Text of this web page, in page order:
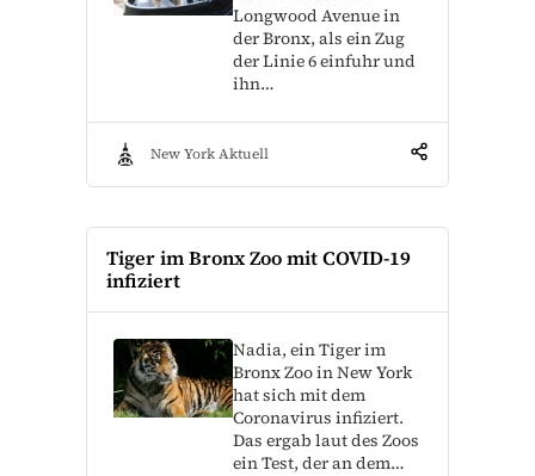
Longwood Avenue in
der Bronx, als ein Zug
der Linie 6 einfuhr und
ihn…
New York Aktuell
Tiger im Bronx Zoo mit COVID-19
infiziert
Nadia, ein Tiger im
Bronx Zoo in New York
hat sich mit dem
Coronavirus infiziert.
Das ergab laut des Zoos
ein Test, der an dem…